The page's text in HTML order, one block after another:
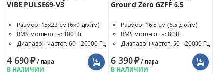
VIBE PULSE69-V3
Размер: 15x23 см (6x9 дюйм)
RMS мощность: 100 Вт
Диапазон частот: 60 - 20000 Гц
4 690₽/ пара
В НАЛИЧИИ
Ground Zero GZFF 6.5
Размер: 16.5 см (6.5 дюйм)
RMS мощность: 80 Вт
Диапазон частот: 50 - 20000 Гц
6 390₽/ пара
В НАЛИЧИИ